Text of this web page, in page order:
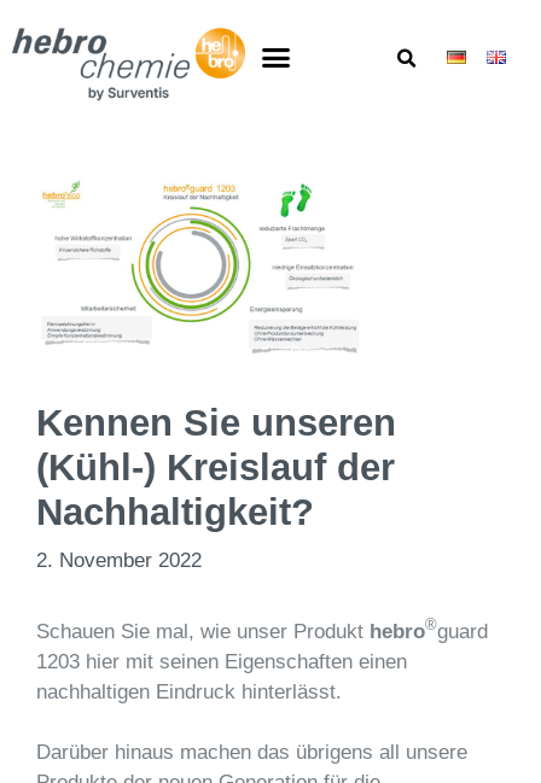
Kennen Sie unseren
(Kühl-) Kreislauf der
Nachhaltigkeit?
2. November 2022
Schauen Sie mal, wie unser Produkt hebro®guard
1203 hier mit seinen Eigenschaften einen
nachhaltigen Eindruck hinterlässt.
Darüber hinaus machen das übrigens all unsere